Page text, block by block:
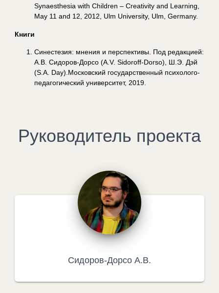
Synaesthesia with Children – Creativity and Learning,
May 11 and 12, 2012, Ulm University, Ulm, Germany.
Книги
Синестезия: мнения и перспективы. Под редакцией:
А.В. Сидоров-Дорсо (А.V. Sidoroff-Dorso), Ш.Э. Дэй
(S.A. Day).Московский государственный психолого-
педагогический университет, 2019.
Руководитель проекта
Сидоров-Дорсо А.В.